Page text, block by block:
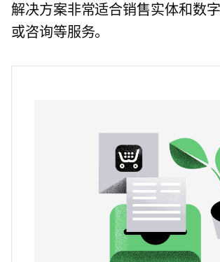
解决方案非常适合销售实体和数
或咨询等服务。